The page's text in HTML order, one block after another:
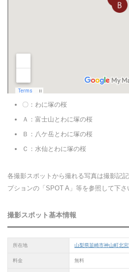
〇：わに塚の桜
Ａ：富士山とわに塚の桜
Ｂ：八ケ岳とわに塚の桜
Ｃ：水仙とわに塚の桜
各撮影スポットから撮れる写真は撮影記
プションの「SPOT A」等を参照して下さ
撮影スポット基本情報
所在地 山梨県韮崎市神山町北
料金 無料